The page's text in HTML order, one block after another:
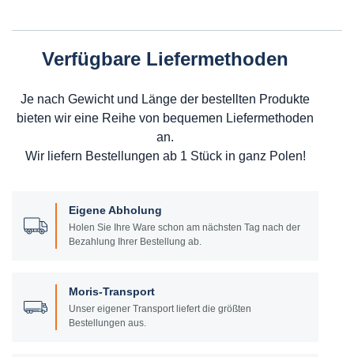
Verfügbare Liefermethoden
Je nach Gewicht und Länge der bestellten Produkte
bieten wir eine Reihe von bequemen Liefermethoden
an.
Wir liefern Bestellungen ab 1 Stück in ganz Polen!
Eigene Abholung
Holen Sie Ihre Ware schon am nächsten Tag nach der
Bezahlung Ihrer Bestellung ab.
Moris-Transport
Unser eigener Transport liefert die größten
Bestellungen aus.